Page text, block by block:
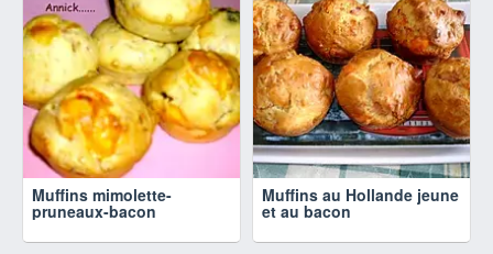
Muffins mimolette-
pruneaux-bacon
Muffins au Hollande jeune
et au bacon